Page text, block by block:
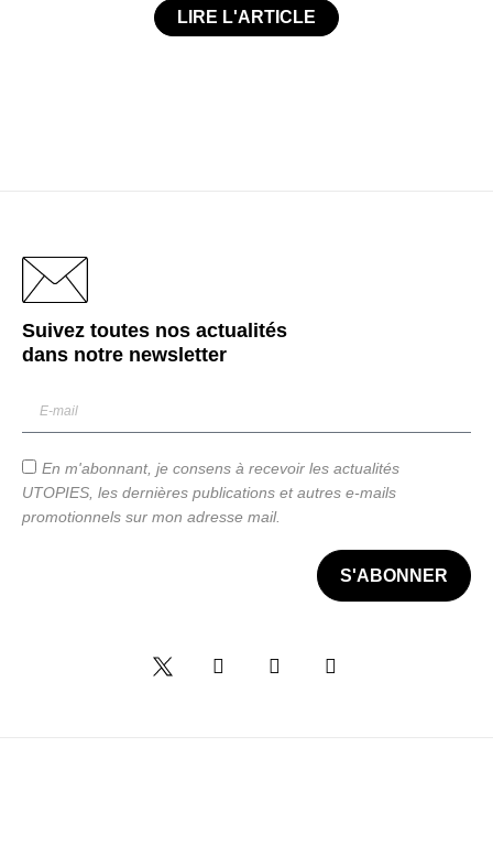
LIRE L'ARTICLE
Suivez toutes nos actualités
dans notre newsletter
En m'abonnant, je consens à recevoir les actualités
UTOPIES, les dernières publications et autres e-mails
promotionnels sur mon adresse mail.
S'ABONNER